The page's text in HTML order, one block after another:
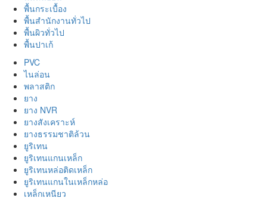
พื้นกระเบื้อง
พื้นสำนักงานทั่วไป
พื้นผิวทั่วไป
พื้นปาเก้
PVC
ไนล่อน
พลาสติก
ยาง
ยาง NVR
ยางสังเคราะห์
ยางธรรมชาติล้วน
ยูริเทน
ยูริเทนแกนเหล็ก
ยูริเทนหล่อติดเหล็ก
ยูริเทนแกนในเหล็กหล่อ
เหล็กเหนียว